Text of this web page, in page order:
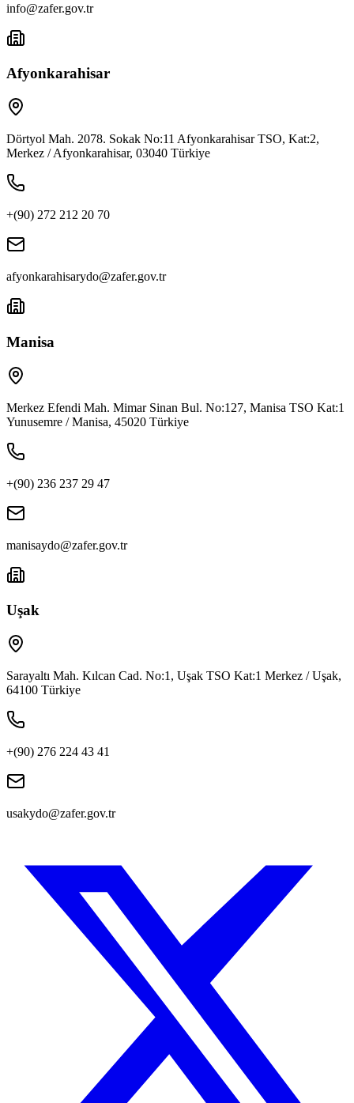
info@zafer.gov.tr
Afyonkarahisar
Dörtyol Mah. 2078. Sokak No:11 Afyonkarahisar TSO, Kat:2,
Merkez / Afyonkarahisar, 03040 Türkiye
+(90) 272 212 20 70
afyonkarahisarydo@zafer.gov.tr
Manisa
Merkez Efendi Mah. Mimar Sinan Bul. No:127, Manisa TSO Kat:1
Yunusemre / Manisa, 45020 Türkiye
+(90) 236 237 29 47
manisaydo@zafer.gov.tr
Uşak
Sarayaltı Mah. Kılcan Cad. No:1, Uşak TSO Kat:1 Merkez / Uşak,
64100 Türkiye
+(90) 276 224 43 41
usakydo@zafer.gov.tr